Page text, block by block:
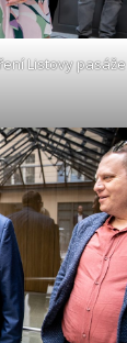
Listovy pasáže